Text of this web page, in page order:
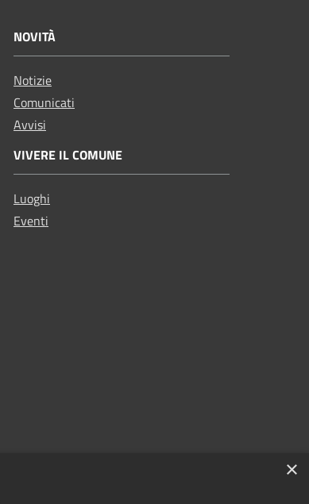
NOVITÀ
Notizie
Comunicati
Avvisi
VIVERE IL COMUNE
Luoghi
Eventi
×